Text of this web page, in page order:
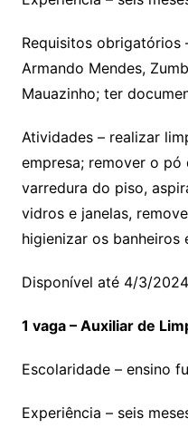
Requisitos obrigatórios
Armando Mendes,
Mauazinho; ter
Atividades – realizar
empresa; remover o pó
varredura do piso,
vidros e janelas,
higienizar os banheiros
Disponível até 4/3/
1 vaga – Auxiliar de
Escolaridade – ensino
Experiência – seis